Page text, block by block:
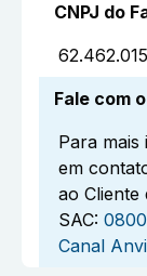
CNPJ do
Fale com
Para
em
ao Cliente
SAC:
Canal